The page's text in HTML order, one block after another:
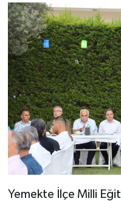
Yemekte İlçe Milli